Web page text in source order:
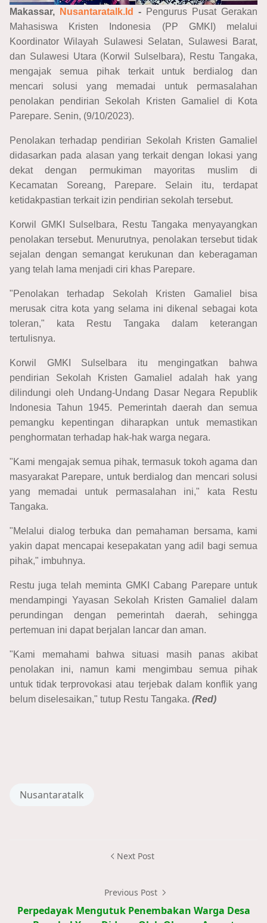
Makassar, Nusantaratalk.Id - Pengurus Pusat Gerakan
Mahasiswa Kristen Indonesia (PP GMKI) melalui
Koordinator Wilayah Sulawesi Selatan, Sulawesi Barat,
dan Sulawesi Utara (Korwil Sulselbara), Restu Tangaka,
mengajak semua pihak terkait untuk berdialog dan
mencari solusi yang memadai untuk permasalahan
penolakan pendirian Sekolah Kristen Gamaliel di Kota
Parepare. Senin, (9/10/2023).
Penolakan terhadap pendirian Sekolah Kristen Gamaliel
didasarkan pada alasan yang terkait dengan lokasi yang
dekat dengan permukiman mayoritas muslim di
Kecamatan Soreang, Parepare. Selain itu, terdapat
ketidakpastian terkait izin pendirian sekolah tersebut.
Korwil GMKI Sulselbara, Restu Tangaka menyayangkan
penolakan tersebut. Menurutnya, penolakan tersebut tidak
sejalan dengan semangat kerukunan dan keberagaman
yang telah lama menjadi ciri khas Parepare.
"Penolakan terhadap Sekolah Kristen Gamaliel bisa
merusak citra kota yang selama ini dikenal sebagai kota
toleran," kata Restu Tangaka dalam keterangan
tertulisnya.
Korwil GMKI Sulselbara itu mengingatkan bahwa
pendirian Sekolah Kristen Gamaliel adalah hak yang
dilindungi oleh Undang-Undang Dasar Negara Republik
Indonesia Tahun 1945. Pemerintah daerah dan semua
pemangku kepentingan diharapkan untuk memastikan
penghormatan terhadap hak-hak warga negara.
"Kami mengajak semua pihak, termasuk tokoh agama dan
masyarakat Parepare, untuk berdialog dan mencari solusi
yang memadai untuk permasalahan ini," kata Restu
Tangaka.
"Melalui dialog terbuka dan pemahaman bersama, kami
yakin dapat mencapai kesepakatan yang adil bagi semua
pihak," imbuhnya.
Restu juga telah meminta GMKI Cabang Parepare untuk
mendampingi Yayasan Sekolah Kristen Gamaliel dalam
perundingan dengan pemerintah daerah, sehingga
pertemuan ini dapat berjalan lancar dan aman.
"Kami memahami bahwa situasi masih panas akibat
penolakan ini, namun kami mengimbau semua pihak
untuk tidak terprovokasi atau terjebak dalam konflik yang
belum diselesaikan," tutup Restu Tangaka. (Red)
Nusantaratalk
Next Post
Previous Post
Perpedayak Mengutuk Penembakan Warga Desa